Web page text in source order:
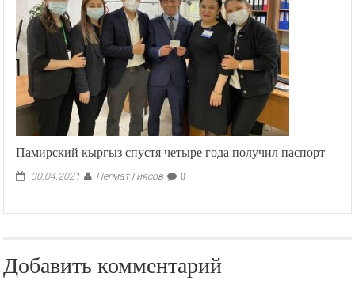
Памирский кыргыз спустя четыре года получил паспорт
30.04.2021 Негмат Гиясов 0
Добавить комментарий